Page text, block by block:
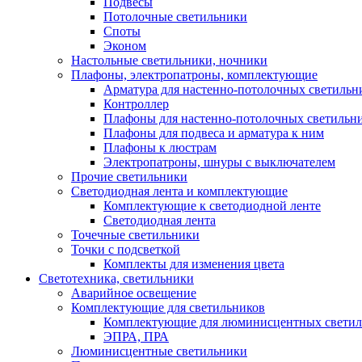
Потолочные светильники
Споты
Эконом
Настольные светильники, ночники
Плафоны, электропатроны, комплектующие
Арматура для настенно-потолочных
Контроллер
Плафоны для настенно-потолочных
Плафоны для подвеса и арматура к ним
Плафоны к люстрам
Электропатроны, шнуры с выключателем
Прочие светильники
Светодиодная лента и комплектующие
Комплектующие к светодиодной ленте
Светодиодная лента
Точечные светильники
Точки с подсветкой
Комплекты для изменения цвета
Светотехника, светильники
Аварийное освещение
Комплектующие для светильников
Комплектующие для люминисцентных
ЭПРА, ПРА
Люминисцентные светильники